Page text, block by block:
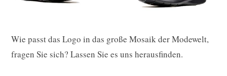
Wie passt das Logo in das große Mosaik der Modewelt,
fragen Sie sich? Lassen Sie es uns herausfinden.